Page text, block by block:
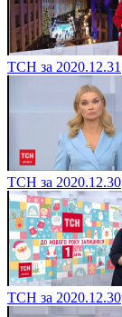
ТСН за 2020.12.31
ТСН за 2020.12.30
ТСН за 2020.12.30